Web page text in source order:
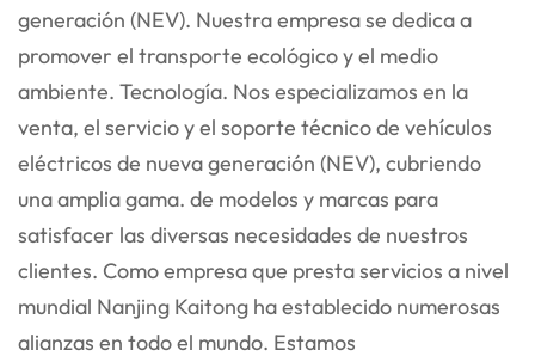
generación (NEV). Nuestra empresa se dedica a
promover el transporte ecológico y el medio
ambiente. Tecnología. Nos especializamos en la
venta, el servicio y el soporte técnico de vehículos
eléctricos de nueva generación (NEV), cubriendo
una amplia gama. de modelos y marcas para
satisfacer las diversas necesidades de nuestros
clientes. Como empresa que presta servicios a nivel
mundial Nanjing Kaitong ha establecido numerosas
alianzas en todo el mundo. Estamos